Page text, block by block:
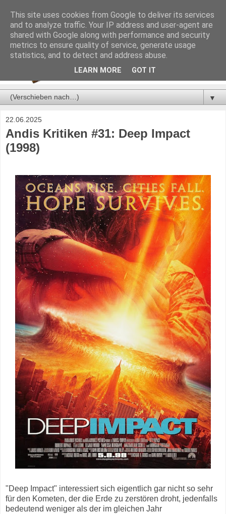
▼
22.06.2025
Andis Kritiken #31: Deep Impact
(1998)
"Deep Impact" interessiert sich eigentlich gar nicht so sehr
für den Kometen, der die Erde zu zerstören droht, jedenfalls
bedeutend weniger als der im gleichen Jahr
This site uses cookies from Google to deliver its services
and to analyze traffic. Your IP address and user-agent are
shared with Google along with performance and security
metrics to ensure quality of service, generate usage
statistics, and to detect and address abuse.
LEARN MORE GOT IT